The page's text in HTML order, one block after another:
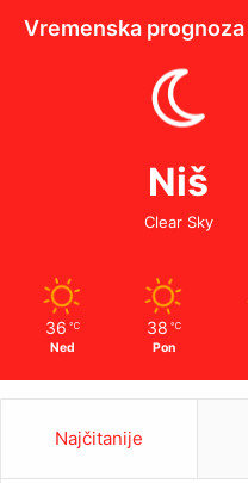
Vremenska prognoza
Niš
Clear Sky
36 ℃
Ned
38 ℃
Pon
Najčitanije